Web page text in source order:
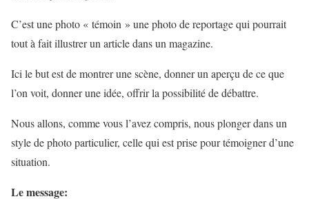
C’est une photo « témoin » une photo de reportage qui pourrait
tout à fait illustrer un article dans un magazine.
Ici le but est de montrer une scène, donner un aperçu de ce que
l’on voit, donner une idée, offrir la possibilité de débattre.
Nous allons, comme vous l’avez compris, nous plonger dans un
style de photo particulier, celle qui est prise pour témoigner d’une
situation.
Le message: